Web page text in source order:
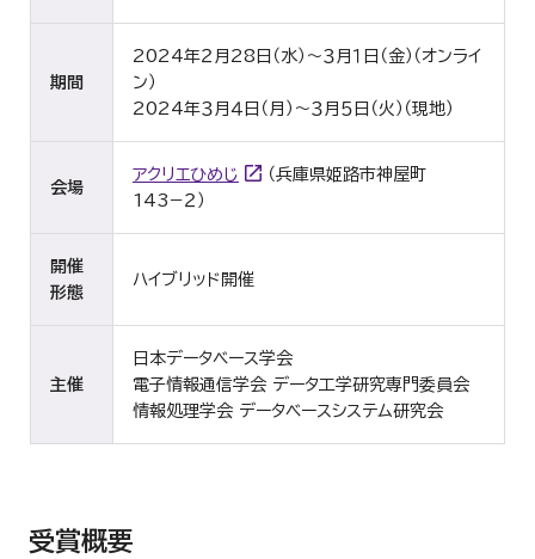
期間
2024年２月28日（水）～３月１日（金）（オンライ
ン）
2024年３月４日（月）〜３月５日（火）（現地）
会場
アクリエひめじ
（兵庫県姫路市神屋町
143−２）
開催
形態
ハイブリッド開催
主催
日本データベース学会
電子情報通信学会 データ工学研究専門委員会
情報処理学会 データベースシステム研究会
受賞概要